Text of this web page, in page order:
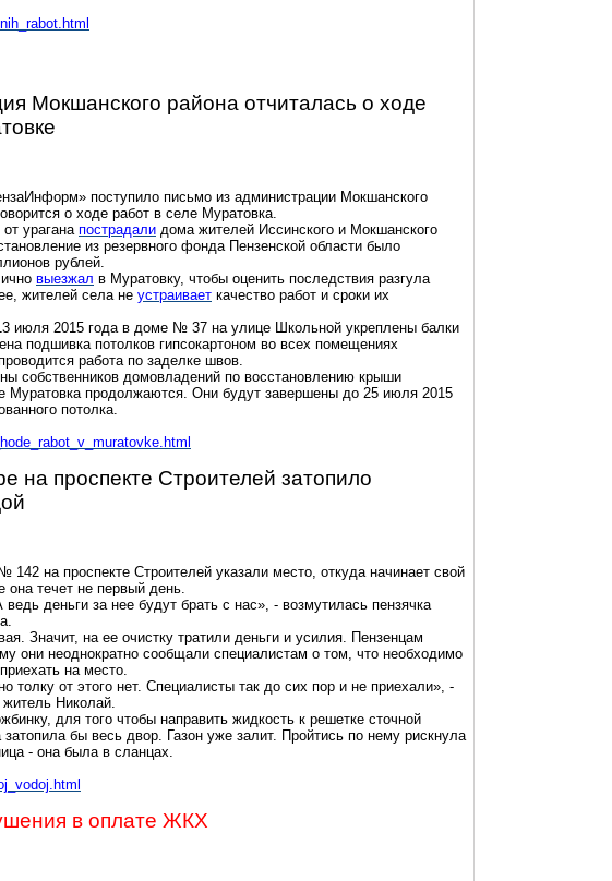
Мокшанского района отчиталась о ходе
поступило письмо из администрации Мокшанского
о ходе работ в селе Муратовка.
ураганапострадали дома жителей Иссинского и Мокшанского
из резервного фонда Пензенской области было
рублей.
выезжал в Муратовку, чтобы оценить последствия разгула
жителей села не устраивает качество работ и сроки их
июля 2015 года в доме № 37 на улице Школьной укреплены балки
подшивка потолков гипсокартоном во всех помещениях
работапо заделке швов.
собственников домовладений по восстановлению крыши
Муратовка продолжаются. Они будут завершены до 25 июля 2015
потолка.
на проспекте Строителей затопило
на проспекте Строителей указали место, откуда начинает свой
она течет не первый день.
деньги за нее будут брать с нас», - возмутилась пензячка
Значит, на ее очистку тратили деньги и усилия. Пензенцам
они неоднократно сообщали специалистам о том, что необходимо
на место.
толку от этого нет. Специалисты так до сих пор и не приехали», -
Николай.
для того чтобы направить жидкость к решетке сточной
бы весь двор. Газон уже залит. Пройтись по нему рискнула
- она была в сланцах.
в оплате ЖКХ